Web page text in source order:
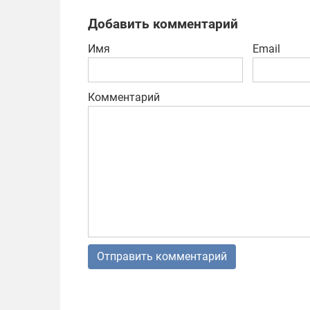
Добавить комментарий
Имя Email
Комментарий